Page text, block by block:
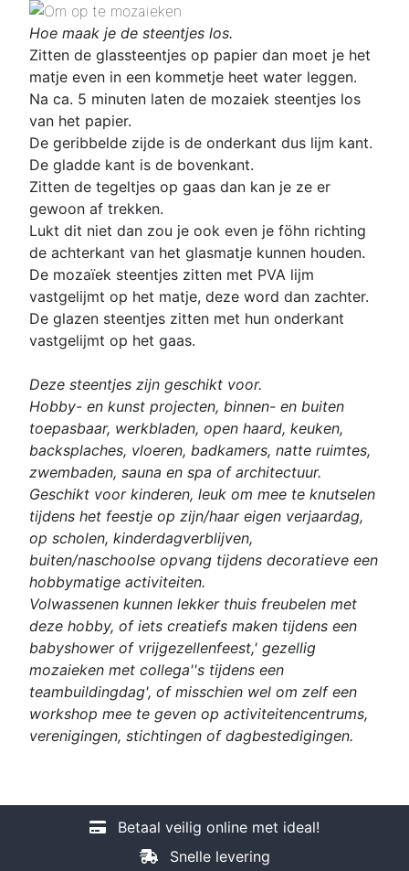
Hoe maak je de steentjes los.
Zitten de glassteentjes op papier dan moet je het
matje even in een kommetje heet water leggen.
Na ca. 5 minuten laten de mozaiek steentjes los
van het papier.
De geribbelde zijde is de onderkant dus lijm kant.
De gladde kant is de bovenkant.
Zitten de tegeltjes op gaas dan kan je ze er
gewoon af trekken.
Lukt dit niet dan zou je ook even je föhn richting
de achterkant van het glasmatje kunnen houden.
De mozaïek steentjes zitten met PVA lijm
vastgelijmt op het matje, deze word dan zachter.
De glazen steentjes zitten met hun onderkant
vastgelijmt op het gaas.
Deze steentjes zijn geschikt voor.
Hobby- en kunst projecten, binnen- en buiten
toepasbaar, werkbladen, open haard, keuken,
backsplaches, vloeren, badkamers, natte ruimtes,
zwembaden, sauna en spa of architectuur.
Geschikt voor kinderen, leuk om mee te knutselen
tijdens het feestje op zijn/haar eigen verjaardag,
op scholen, kinderdagverblijven,
buiten/naschoolse opvang tijdens decoratieve een
hobbymatige activiteiten.
Volwassenen kunnen lekker thuis freubelen met
deze hobby, of iets creatiefs maken tijdens een
babyshower of vrijgezellenfeest,' gezellig
mozaieken met collega''s tijdens een
teambuildingdag', of misschien wel om zelf een
workshop mee te geven op activiteitencentrums,
verenigingen, stichtingen of dagbestedigingen.
Betaal veilig online met ideal!
Snelle levering